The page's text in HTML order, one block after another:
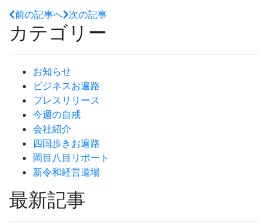
前の記事へ 次の記事
カテゴリー
お知らせ
ビジネスお遍路
プレスリリース
今週の自戒
会社紹介
四国歩きお遍路
岡目八目リポート
新令和経営道場
最新記事